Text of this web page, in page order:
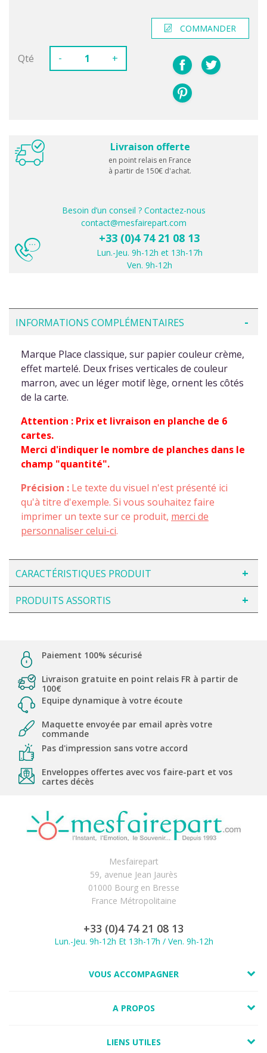
Qté - +
COMMANDER
Livraison offerte
en point relais en France
à partir de 150€ d'achat.
Besoin d’un conseil ? Contactez-nous
contact@mesfairepart.com
+33 (0)4 74 21 08 13
Lun.-Jeu. 9h-12h et 13h-17h
Ven. 9h-12h
INFORMATIONS COMPLÉMENTAIRES
Marque Place classique, sur papier couleur crème,
effet martelé. Deux frises verticales de couleur
marron, avec un léger motif lège, ornent les côtés
de la carte.
Attention : Prix et livraison en planche de 6
cartes.
Merci d'indiquer le nombre de planches dans le
champ "quantité".
Précision : Le texte du visuel n'est présenté ici
qu'à titre d'exemple. Si vous souhaitez faire
imprimer un texte sur ce produit, merci de
personnaliser celui-ci.
CARACTÉRISTIQUES PRODUIT
PRODUITS ASSORTIS
Paiement 100% sécurisé
Livraison gratuite en point relais FR à partir de
100€
Equipe dynamique à votre écoute
Maquette envoyée par email après votre
commande
Pas d'impression sans votre accord
Enveloppes offertes avec vos faire-part et vos
cartes décès
Mesfairepart
59, avenue Jean Jaurès
01000 Bourg en Bresse
France Métropolitaine
+33 (0)4 74 21 08 13
Lun.-Jeu. 9h-12h Et 13h-17h / Ven. 9h-12h
VOUS ACCOMPAGNER
A PROPOS
LIENS UTILES